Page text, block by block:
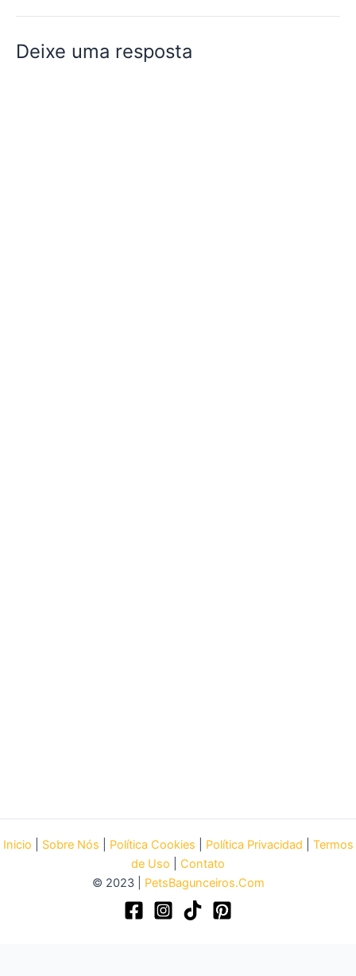
Deixe uma resposta
Inicio Sobre Nós Política Cookies Política Privacidad
Termos
de Uso
Contato
© 2023 | PetsBagunceiros.Com